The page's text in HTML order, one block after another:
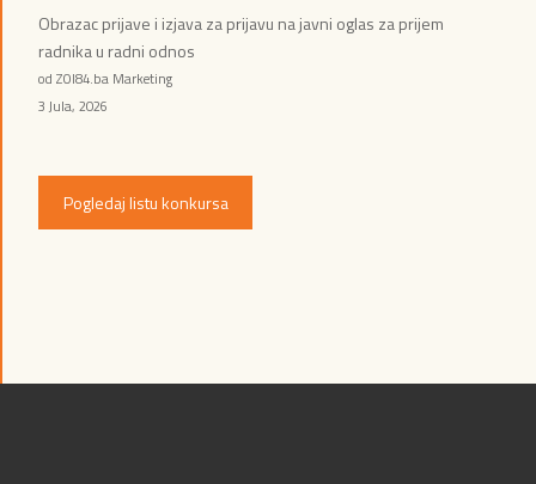
Obrazac prijave i izjava za prijavu na javni oglas za prijem
radnika u radni odnos
od ZOI84.ba Marketing
3 Jula, 2026
Pogledaj listu konkursa